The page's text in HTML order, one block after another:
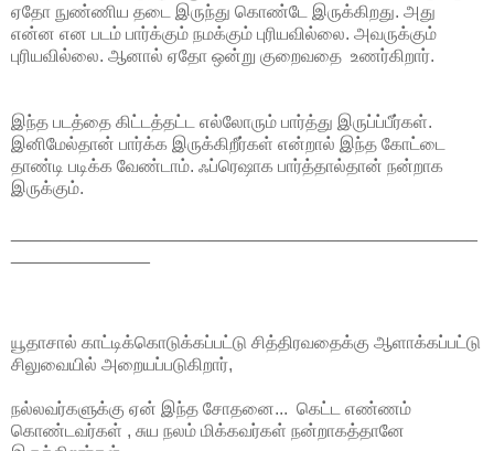
ஏதோ நுண்ணிய தடை இருந்து கொண்டே இருக்கிறது. அது
என்ன என படம் பார்க்கும் நமக்கும் புரியவில்லை. அவருக்கும்
புரியவில்லை. ஆனால் ஏதோ ஒன்று குறைவதை உணர்கிறார்.
இந்த படத்தை கிட்டத்தட்ட எல்லோரும் பார்த்து இருப்ப்பீர்கள்.
இனிமேல்தான் பார்க்க இருக்கிறீர்கள் என்றால் இந்த கோட்டை
தாண்டி படிக்க வேண்டாம். ஃப்ரெஷாக பார்த்தால்தான் நன்றாக
இருக்கும்.
யூதாசால் காட்டிக்கொடுக்கப்பட்டு சித்திரவதைக்கு ஆளாக்கப்பட்டு
சிலுவையில் அறையப்படுகிறார்,
நல்லவர்களுக்கு ஏன் இந்த சோதனை... கெட்ட எண்ணம்
கொண்டவர்கள் , சுய நலம் மிக்கவர்கள் நன்றாகத்தானே